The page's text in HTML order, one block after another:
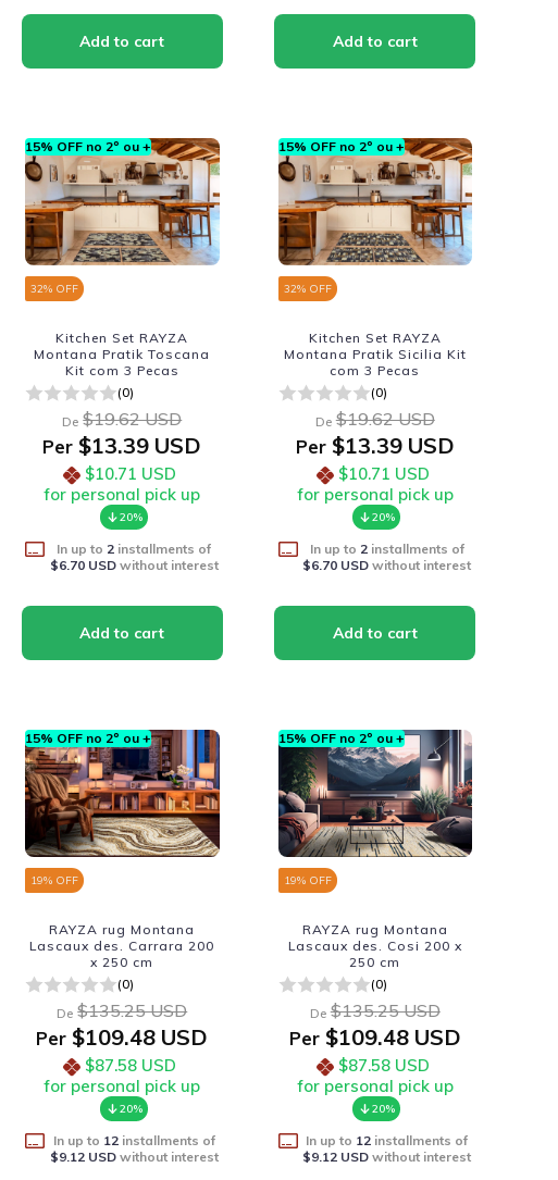
15% OFF no 2º ou +
32% OFF
Kitchen Set RAYZA
Montana Pratik Toscana
Kit com 3 Pecas
(0)
De $19.62 USD
Per $13.39 USD
$10.71 USD
for personal pick up
20%
In up to 2 installments of
$6.70 USDwithout interest
15% OFF no 2º ou +
32% OFF
Kitchen Set RAYZA
Montana Pratik Sicilia Kit
com 3 Pecas
(0)
De $19.62 USD
Per$13.39 USD
$10.71 USD
for personal pick up
20%
In up to 2installments of
$6.70 USD without interest
15% OFF no 2º ou +
19% OFF
RAYZA rug Montana
Lascaux des. Carrara 200
x 250 cm
(0)
De $135.25 USD
Per $109.48 USD
$87.58 USD
for personal pick up
20%
In up to 12installments of
$9.12 USDwithout interest
15% OFF no 2º ou +
19% OFF
RAYZA rug Montana
Lascaux des. Cosi 200 x
250 cm
(0)
De $135.25 USD
Per$109.48 USD
$87.58 USD
for personal pick up
20%
In up to 12 installments of
$9.12 USD without interest